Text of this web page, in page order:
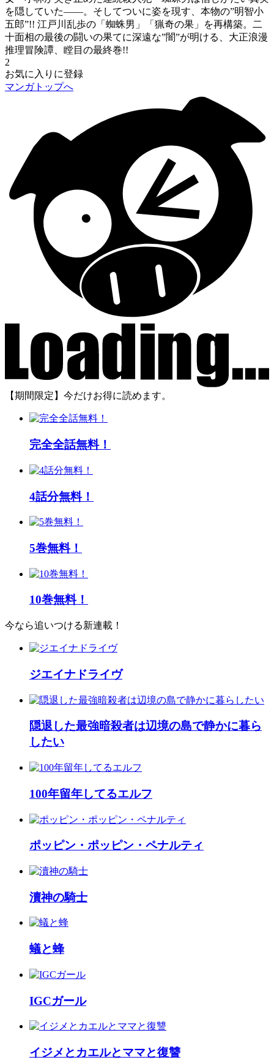
を隠していた――。そしてついに姿を現す、本物の”明智小
五郎”!! 江戸川乱歩の「蜘蛛男」「猟奇の果」を再構築。二
十面相の最後の闘いの果てに深遠な”闇”が明ける、大正浪漫
推理冒険譚、瞠目の最終巻!!
2
お気に入りに登録
マンガトップへ
【期間限定】今だけお得に読めます。
完全全話無料！
4話分無料！
5巻無料！
10巻無料！
今なら追いつける新連載！
ジエイナドライヴ
隠退した最強暗殺者は辺境の島で静かに暮ら
したい
100年留年してるエルフ
ポッピン・ポッピン・ペナルティ
瀆神の騎士
蟻と蜂
IGCガール
イジメとカエルとママと復讐